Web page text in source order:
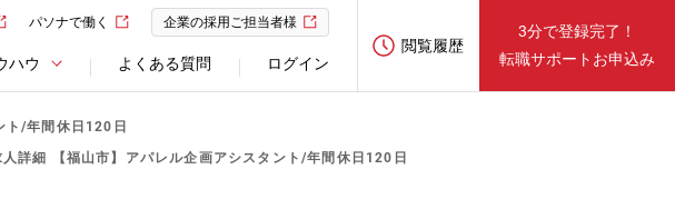
パソナで働く 企業の採用ご担当者様
ハウ よくある質問 ログイン
閲覧履歴
3分で登録完了！
転職サポートお申込み
ト/年間休日120日
人詳細 【福山市】アパレル企画アシスタント/年間休日120日